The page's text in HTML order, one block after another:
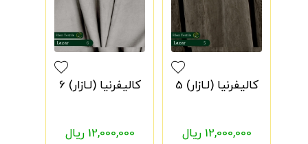
کالیفرنیا (لـازار) 5
12,000,000 ریال
کالیفرنیا (لـازار) 6
12,000,000 ریال